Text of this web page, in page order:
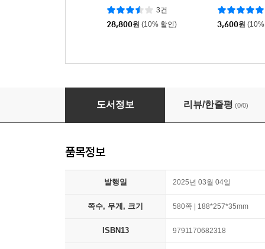
3건
28,800원 (10% 할인) 3,600원
의공학개론
도서정보 리뷰/한줄평 (0/0)
품목정보
발행일 2025년 03월 04일
쪽수, 무게, 크기 580쪽 | 188*257*35mm
ISBN13 9791170682318